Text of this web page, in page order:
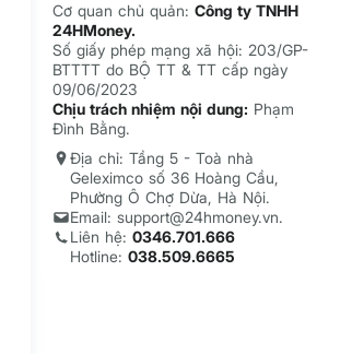
Cơ quan chủ quản:Công ty TNHH
24HMoney.
Số giấy phép mạng xã hội: 203/GP-
BTTTT do BỘ TT & TT cấp ngày
09/06/2023
Chịu trách nhiệm nội dung: Phạm
Đình Bằng.
Địa chỉ: Tầng 5 - Toà nhà
Geleximco số 36 Hoàng Cầu,
Phường Ô Chợ Dừa, Hà Nội.
Email: support@24hmoney.vn.
Liên hệ:0346.701.666
Hotline:038.509.6665